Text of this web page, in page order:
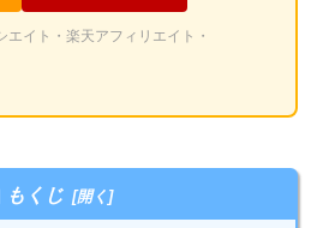
イト・楽天アフィリエイト・
もくじ